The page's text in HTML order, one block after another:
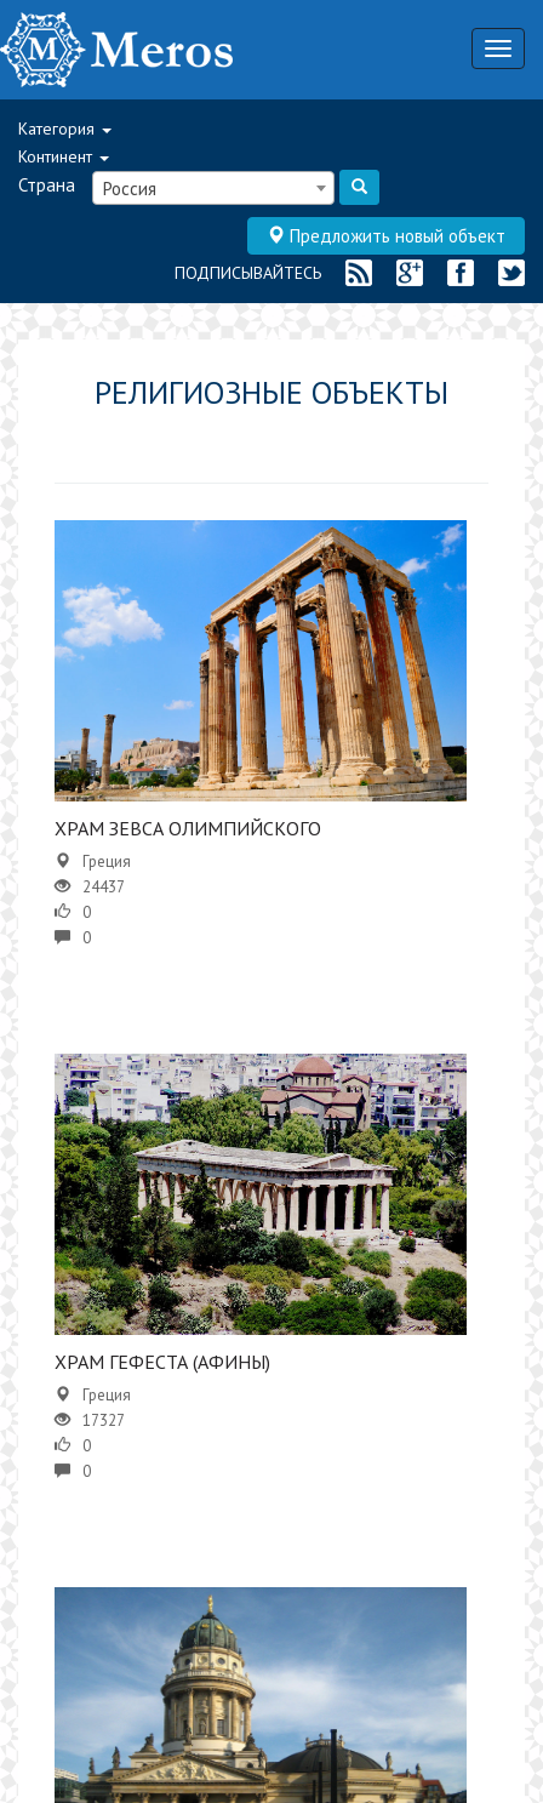
Категория
Континент
Страна Россия
Предложить новый объект
ПОДПИСЫВАЙТЕСЬ
РЕЛИГИОЗНЫЕ ОБЪЕКТЫ
ХРАМ ЗЕВСА ОЛИМПИЙСКОГО
Греция
24437
0
0
ХРАМ ГЕФЕСТА (АФИНЫ)
Греция
17327
0
0